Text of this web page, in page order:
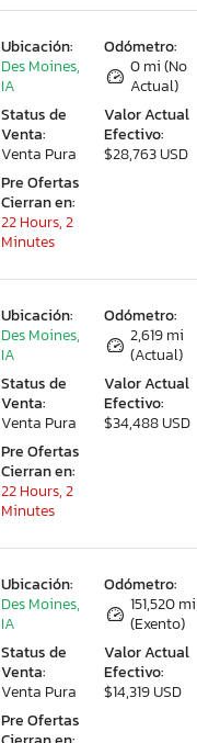
Odómetro:
0 mi (No
Actual)
Valor Actual
Efectivo:
$28,763 USD
Ubicación:
Des Moines,
IA
Status de
Venta:
Venta Pura
Pre Ofertas
Cierran en:
22 Hours, 2
Minutes
Odómetro:
2,619 mi
(Actual)
Valor Actual
Efectivo:
$34,488 USD
Ubicación:
Des Moines,
IA
Status de
Venta:
Venta Pura
Pre Ofertas
Cierran en:
22 Hours, 2
Minutes
Odómetro:
151,520 mi
(Exento)
Valor Actual
Efectivo:
$14,319 USD
Ubicación:
Des Moines,
IA
Status de
Venta:
Venta Pura
Pre Ofertas